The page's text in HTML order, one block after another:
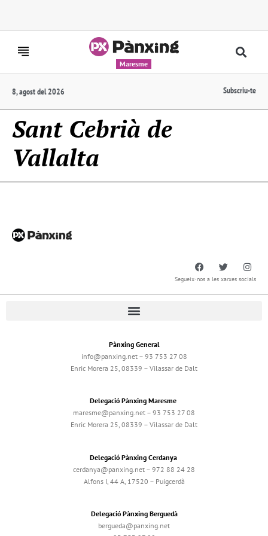
Maresme
8, agost del 2026 Subscriu-te
Sant Cebrià de
Vallalta
Segueix-nos a les xarxes socials
Pànxing General
info@panxing.net – 93 753 27 08
Enric Morera 25, 08339 – Vilassar de Dalt
Delegació Pànxing Maresme
maresme@panxing.net – 93 753 27 08
Enric Morera 25, 08339 – Vilassar de Dalt
Delegació Pànxing Cerdanya
cerdanya@panxing.net – 972 88 24 28
Alfons I, 44 A, 17520 – Puigcerdà
Delegació Pànxing Berguedà
bergueda@panxing.net